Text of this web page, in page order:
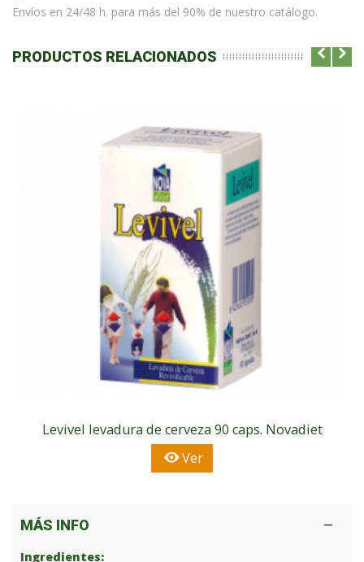
Envíos en 24/48 h. para más del 90% de nuestro catálogo.
PRODUCTOS RELACIONADOS
Levivel levadura de cerveza 90 caps. Novadiet
Ver
MÁS INFO
Ingredientes: